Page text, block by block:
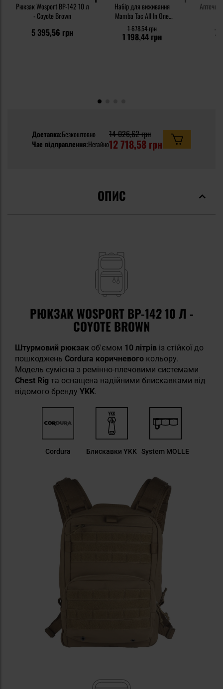
Рюкзак Wosport BP-142 10 л
- Coyote Brown
5 395,56 грн
Набір для виживання
Mamba Tac All In One
Survival Box
1 198,44 грн
1 678,54 грн
Доставка:Безкоштовно
Час відправлення:Негайно
14 026,62 грн
12 718,58 грн
ОПИС
РЮКЗАК WOSPORT BP-142 10 Л -
COYOTE BROWN
Штурмовий рюкзак об'ємом 10 літрів із стійкої до
пошкоджень Cordura коричневого кольору.
Модель сумісна з ремінно-плечовими системами
Chest Rig та оснащена надійними блискавками від
відомого бренду YKK.
Cordura Блискавки YKK System MOLLE